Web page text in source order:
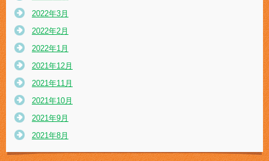
2022年3月
2022年2月
2022年1月
2021年12月
2021年11月
2021年10月
2021年9月
2021年8月